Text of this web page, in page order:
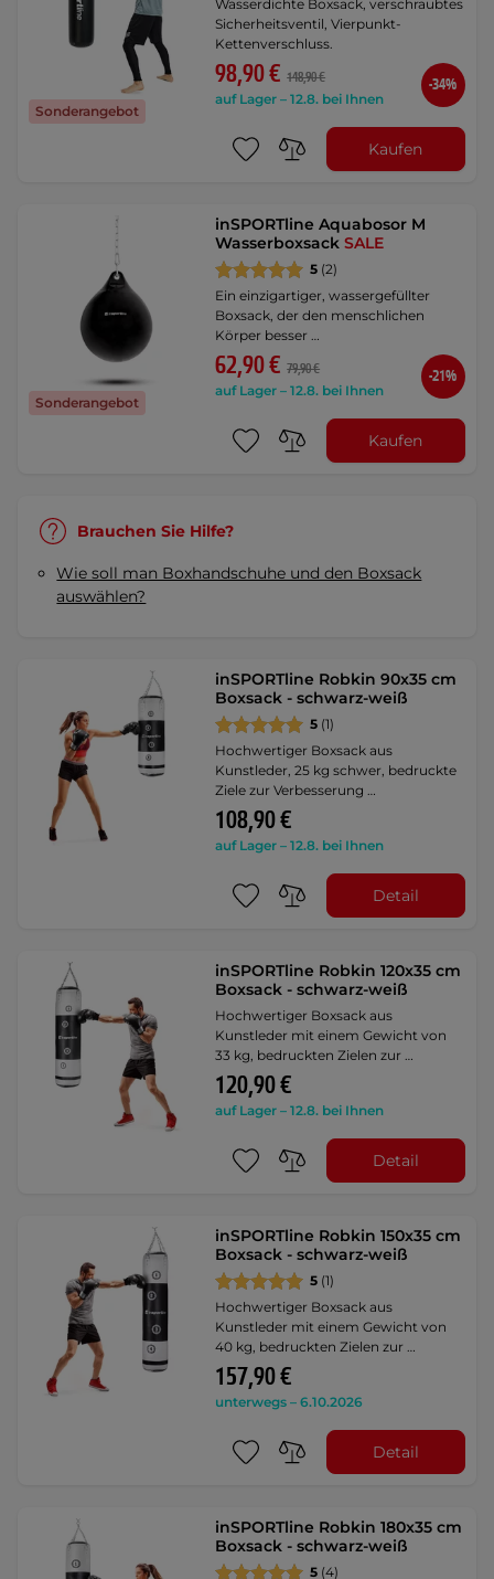
Sonderangebot
Wasserdichte Boxsack, verschraubtes
Sicherheitsventil, Vierpunkt-
Kettenverschluss.
98,90 € 148,90 €
auf Lager – 12.8. bei Ihnen
-34%
Kaufen
Sonderangebot
inSPORTline Aquabosor M
WasserboxsackSALE
5 (2)
Ein einzigartiger, wassergefüllter
Boxsack, der den menschlichen
Körper besser …
62,90 € 79,90 €
auf Lager – 12.8. bei Ihnen
-21%
Kaufen
Brauchen Sie Hilfe?
Wie soll man Boxhandschuhe und den Boxsack
auswählen?
inSPORTline Robkin 90x35 cm
Boxsack - schwarz-weiß
5 (1)
Hochwertiger Boxsack aus
Kunstleder, 25 kg schwer, bedruckte
Ziele zur Verbesserung …
108,90 €
auf Lager – 12.8. bei Ihnen
Detail
inSPORTline Robkin 120x35 cm
Boxsack - schwarz-weiß
Hochwertiger Boxsack aus
Kunstleder mit einem Gewicht von
33 kg, bedruckten Zielen zur …
120,90 €
auf Lager – 12.8. bei Ihnen
Detail
inSPORTline Robkin 150x35 cm
Boxsack - schwarz-weiß
5 (1)
Hochwertiger Boxsack aus
Kunstleder mit einem Gewicht von
40 kg, bedruckten Zielen zur …
157,90 €
unterwegs – 6.10.2026
Detail
inSPORTline Robkin 180x35 cm
Boxsack - schwarz-weiß
5 (4)